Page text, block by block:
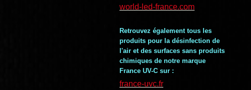
world-led-france.com
Retrouvez également tous les
produits pour la désinfection de
l'air et des surfaces sans produits
chimiques de notre marque
France UV-C sur :
france-uvc.fr